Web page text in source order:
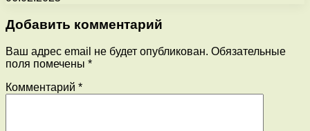
Добавить комментарий
Ваш адрес email не будет опубликован. Обязательные
поля помечены *
Комментарий *